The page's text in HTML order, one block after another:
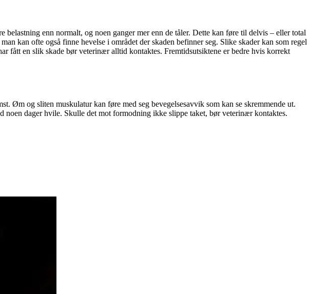
enn normalt, og noen ganger mer enn de tåler. Dette kan føre til delvis – eller total
kan ofte også finne hevelse i området der skaden befinner seg. Slike skader kan som regel
fått en slik skade bør veterinær alltid kontaktes. Fremtidsutsiktene er bedre hvis korrekt
Øm og sliten muskulatur kan føre med seg bevegelsesavvik som kan se skremmende ut.
dager hvile. Skulle det mot formodning ikke slippe taket, bør veterinær kontaktes.